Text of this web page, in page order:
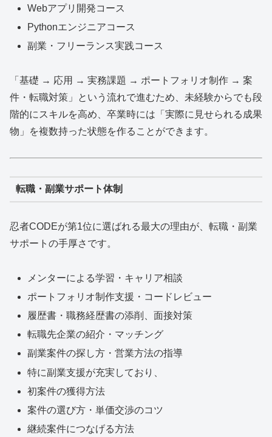
Webアプリ開発コース
Pythonエンジニアコース
副業・フリーランス実践コース
「基礎 → 応用 → 実務課題 → ポートフォリオ制作 → 案
件・転職対策」という流れで進むため、未経験からでも段
階的にスキルを高め、卒業時には「実際に見せられる成果
物」を複数持った状態を作ることができます。
転職・副業サポート体制
忍者CODEが第1位に選ばれる最大の理由が、転職・副業
サポートの手厚さです。
メンターによる学習・キャリア相談
ポートフォリオ制作支援・コードレビュー
履歴書・職務経歴書の添削、面接対策
転職先企業の紹介・マッチング
副業案件の探し方・営業方法の指導
特に副業支援が充実しており、
初案件の獲得方法
案件の選び方・単価交渉のコツ
継続案件につなげる方法